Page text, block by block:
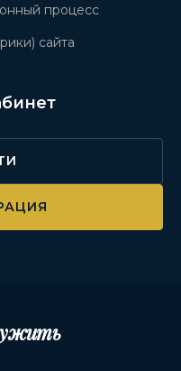
процесс
сайта